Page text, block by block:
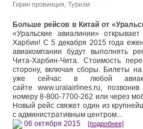
Гирин провинция Туризм
Больше рейсов в Китай от
«Уральские авиалинии»
Харбин! С 5 декабря 2015 года
авиакомпании будут выполнять
Чита-Харбин-Чита. Стоимость
сторону, включая сборы. Билеты
уже сейчас в любой
сайте www.uralairlines.ru,
номеру 8-800-7700-262 или через
Новый рейс свяжет один из
с административным центром...
06 октября 2015 [подробнее]